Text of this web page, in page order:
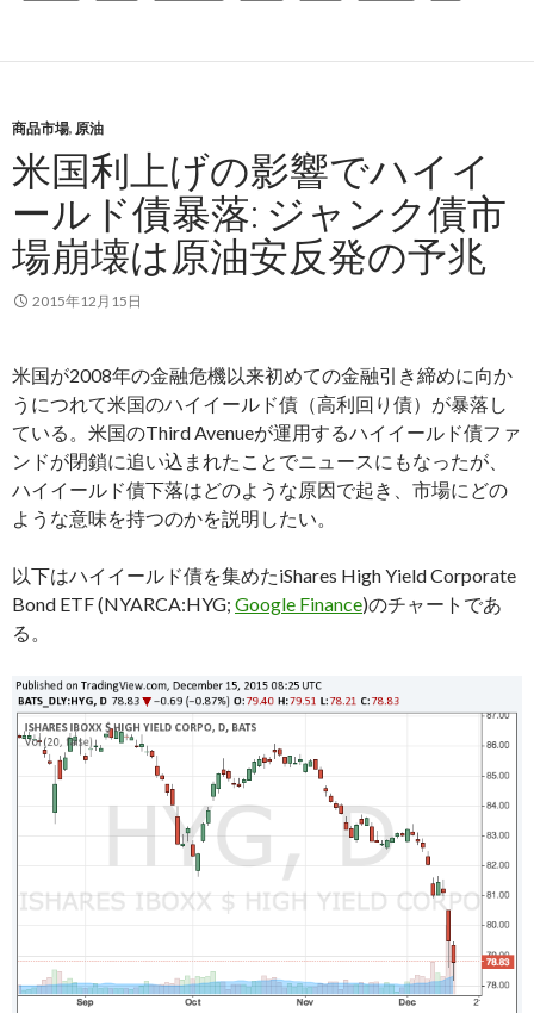
商品市場, 原油
米国利上げの影響でハイイ
ールド債暴落: ジャンク債市
場崩壊は原油安反発の予兆
2015年12月15日
米国が2008年の金融危機以来初めての金融引き締めに向か
うにつれて米国のハイイールド債（高利回り債）が暴落し
ている。米国のThird Avenueが運用するハイイールド債ファ
ンドが閉鎖に追い込まれたことでニュースにもなったが、
ハイイールド債下落はどのような原因で起き、市場にどの
ような意味を持つのかを説明したい。
以下はハイイールド債を集めたiShares High Yield Corporate
Bond ETF (NYARCA:HYG; Google Finance)のチャートであ
る。